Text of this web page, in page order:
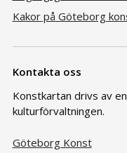
Kakor på Göteborg
Kontakta oss
Konstkartan drivs av
kulturförvaltningen.
Göteborg Konst